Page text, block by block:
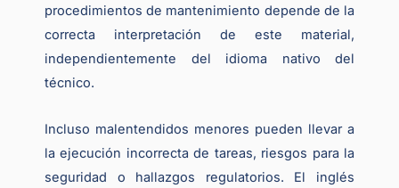
procedimientos de mantenimiento depende de la
correcta interpretación de este material,
independientemente del idioma nativo del
técnico.
Incluso malentendidos menores pueden llevar a
la ejecución incorrecta de tareas, riesgos para la
seguridad o hallazgos regulatorios. El inglés